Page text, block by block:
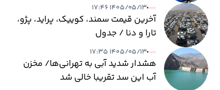
۱۴۰۵/۰۵/۱۳ ۱۷:۴۶
آخرین قیمت سمند، کوییک، پراید، پژو،
تارا و دنا / جدول
۱۴۰۵/۰۵/۱۳ ۱۷:۳۵
هشدار شدید آبی به تهرانی‌ها/ مخزن
آب این سد تقریبا خالی شد